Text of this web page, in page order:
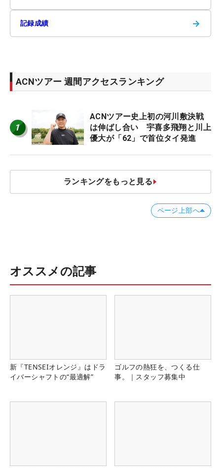
記録成績 →
ACNツアー 週間アクセスランキング
1
ACNツアー史上初の河川敷決戦
は伸ばし合い 宇喜多飛翔と川上
優大が「62」で首位タイ発進
ランキングをもっと見る
ページ上部へ
オススメの記事
新『TENSEIオレンジ』はドラ
イバーシャフトの“最適解”
ゴルフの熱狂を、つくる仕
事。｜スタッフ募集中